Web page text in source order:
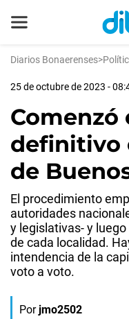
Diarios Bonaerenses>
25 de octubre de 2023 -
definitivo
de
El procedimiento
autoridades
y legislativas- y
de cada localidad.
intendencia de la
voto a voto.
Por jmo2502